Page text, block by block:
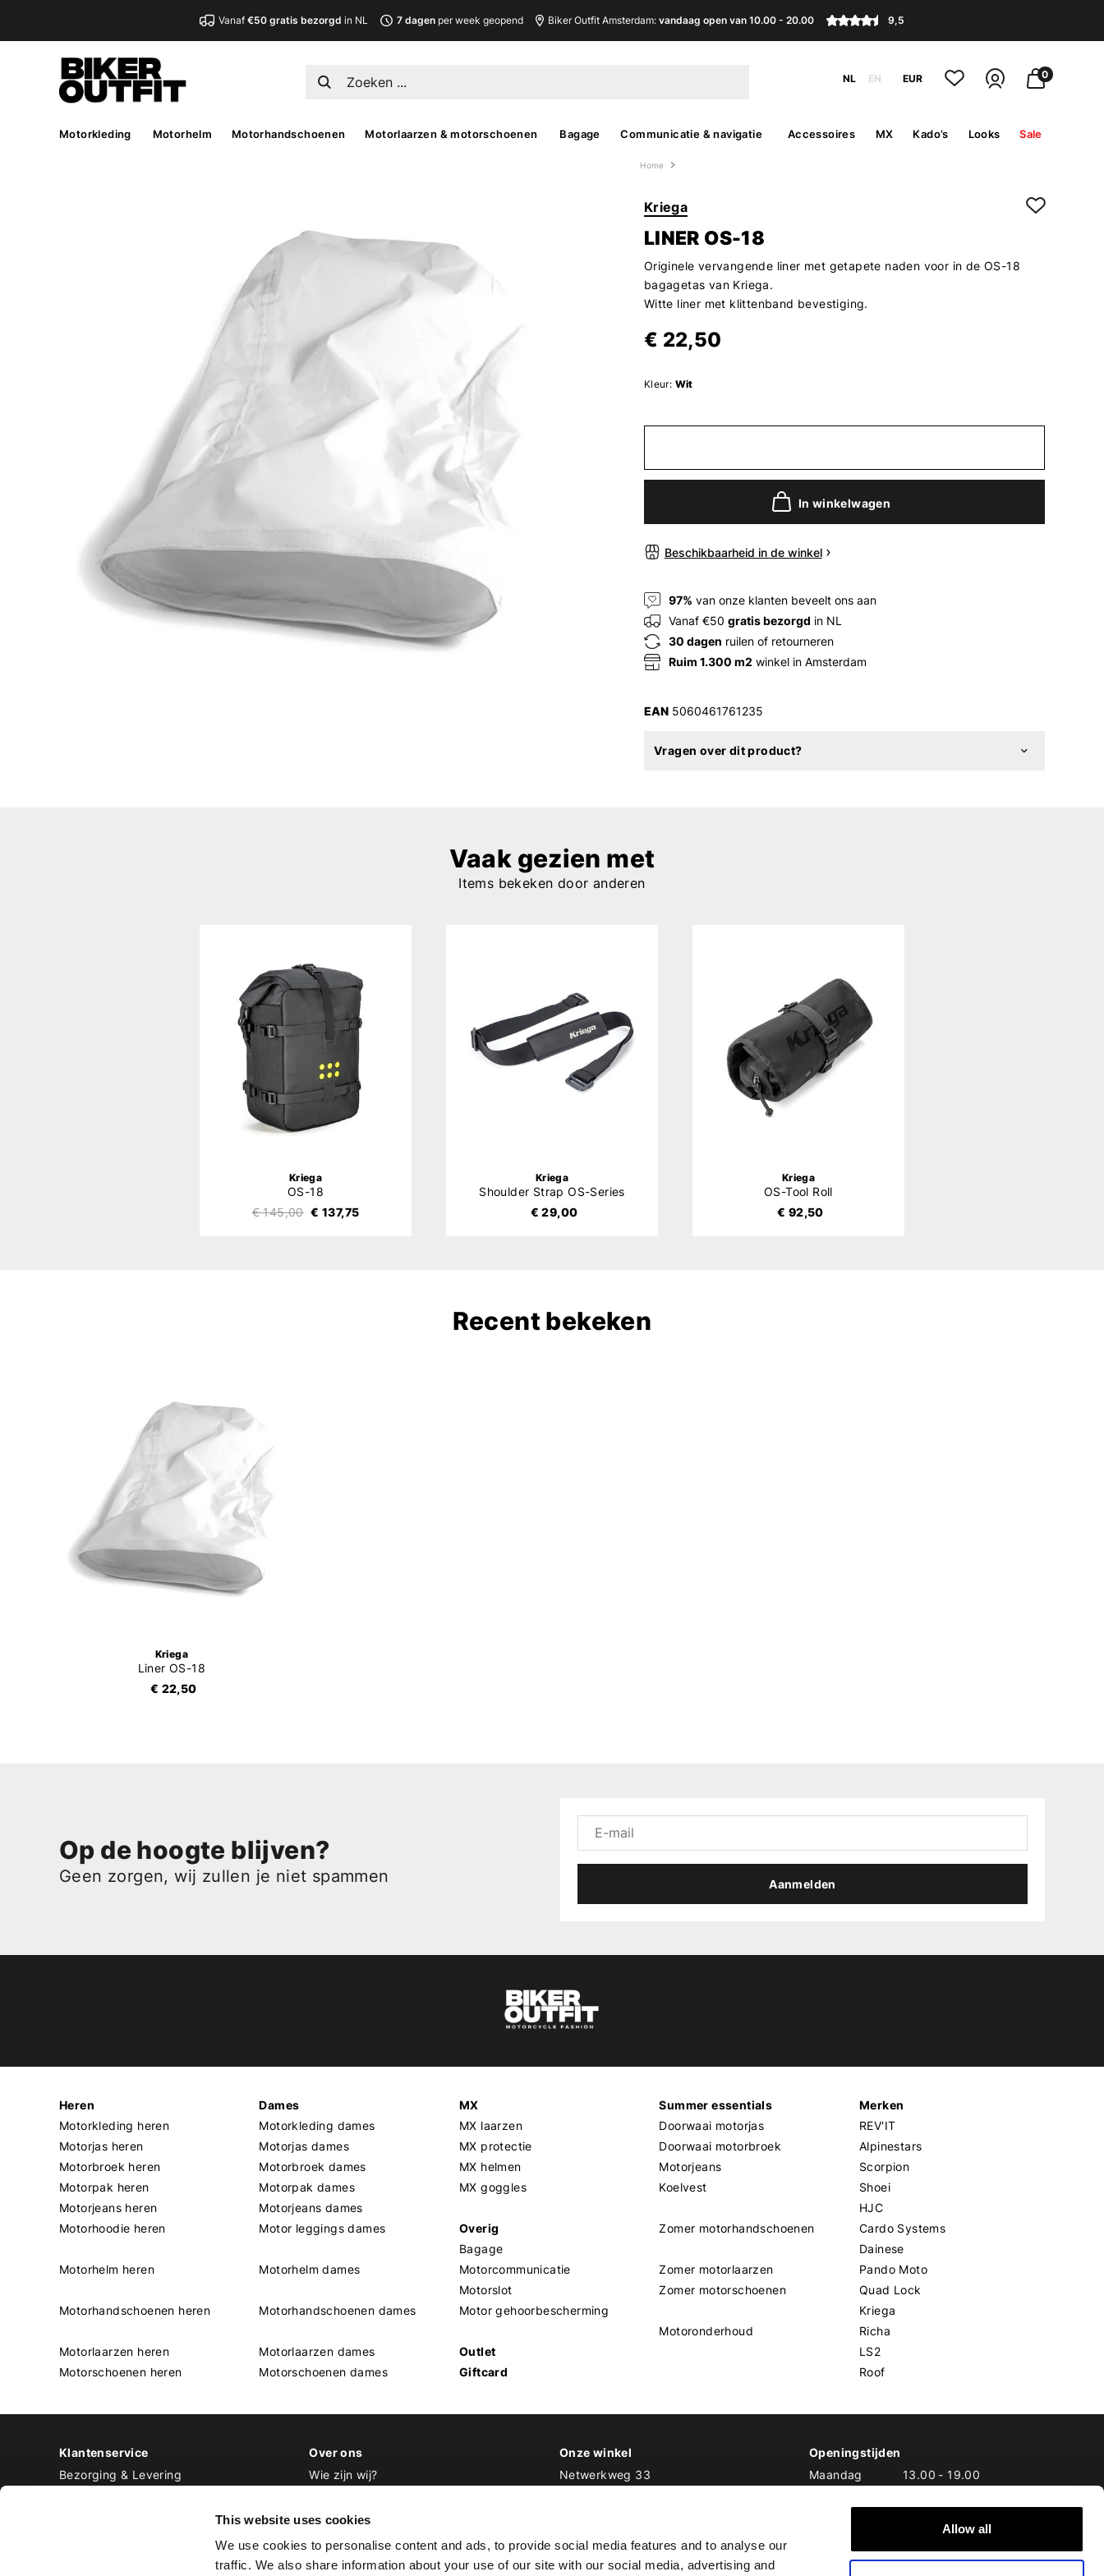
This website uses cookies
We use cookies to personalise content and ads, to provide social media features and to analyse our
traffic. We also share information about your use of our site with our social media, advertising and
Allow all
Vanaf€50 gratis bezorgd in NL 7 dagenper week geopend Biker Outfit Amsterdam: vandaag open van 10.00 - 20.00 9,5
NL EN EUR 0
Motorkleding Motorhelm Motorhandschoenen Motorlaarzen & motorschoenen Bagage Communicatie & navigatie Accessoires MX Kado’s Looks Sale
Home
Kriega
LINER OS-18
Originele vervangende liner met getapete naden voor in de OS-18
bagagetas van Kriega.
Witte liner met klittenband bevestiging.
€ 22,50
Kleur: Wit
In winkelwagen
Beschikbaarheid in de winkel
97% van onze klanten beveelt ons aan
Vanaf €50 gratis bezorgd in NL
30 dagen ruilen of retourneren
Ruim 1.300 m2 winkel in Amsterdam
EAN5060461761235
Vragen over dit product?
Vaak gezien met
Items bekeken door anderen
Kriega
OS-18
€ 145,00 € 137,75
Kriega
Shoulder Strap OS-Series
€ 29,00
Kriega
OS-Tool Roll
€ 92,50
Recent bekeken
Kriega
Liner OS-18
€ 22,50
Op de hoogte blijven?
Geen zorgen, wij zullen je niet spammen Aanmelden
Heren
Motorkleding heren
Motorjas heren
Motorbroek heren
Motorpak heren
Motorjeans heren
Motorhoodie heren
Motorhelm heren
Motorhandschoenen heren
Motorlaarzen heren
Motorschoenen heren
Dames
Motorkleding dames
Motorjas dames
Motorbroek dames
Motorpak dames
Motorjeans dames
Motor leggings dames
Motorhelm dames
Motorhandschoenen dames
Motorlaarzen dames
Motorschoenen dames
MX
MX laarzen
MX protectie
MX helmen
MX goggles
Overig
Bagage
Motorcommunicatie
Motorslot
Motor gehoorbescherming
Outlet
Giftcard
Summer essentials
Doorwaai motorjas
Doorwaai motorbroek
Motorjeans
Koelvest
Zomer motorhandschoenen
Zomer motorlaarzen
Zomer motorschoenen
Motoronderhoud
Merken
REV'IT
Alpinestars
Scorpion
Shoei
HJC
Cardo Systems
Dainese
Pando Moto
Quad Lock
Kriega
Richa
LS2
Roof
Klantenservice
Bezorging & Levering
Over ons
Wie zijn wij?
Werken bij Biker Outfit
Onze winkel
Netwerkweg 33
T 020 493 03 67
Openingstijden
Maandag
13.00 - 19.00
Woensdag
10.00-19.00
-20.00
Zaterdag
10.00-17.00